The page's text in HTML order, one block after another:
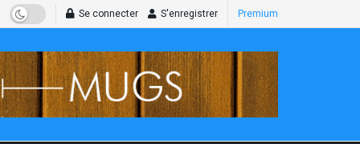
Se connecter S'enregistrer Premium